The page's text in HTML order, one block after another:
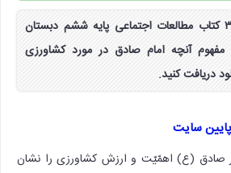
جواب فعالیت صفحه ۳۰ کتاب مطالعات اجتماعی پایه ششم دبستان
مفهوم آنچه امام صادق در مورد کشاورزی
دریافت کنید.
سایت
صادق (ع) اهمّیّت و ارزش کشاورزی را نشان